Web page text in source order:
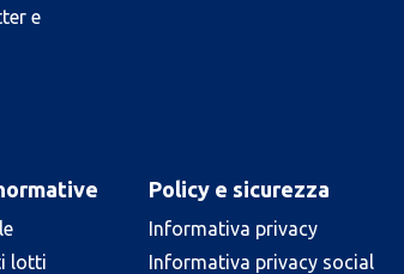
e
lotti
Policy e sicurezza
Informativa privacy
Informativa privacy social